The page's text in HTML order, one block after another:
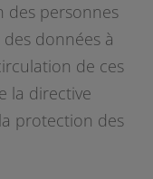
des personnes
données à
de ces
la directive
protection des